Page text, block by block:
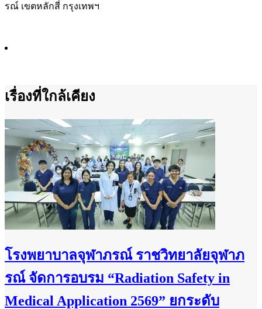
รณ์ เขตหลักสี่ กรุงเทพฯ
เรื่องที่ใกล้เคียง
โรงพยาบาลจุฬาภรณ์ ราชวิทยาลัยจุฬาภ
รณ์ จัดการอบรม “Radiation Safety in
Medical Application 2569” ยกระดับ